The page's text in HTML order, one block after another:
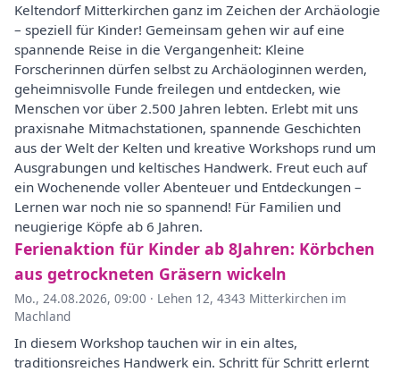
Keltendorf Mitterkirchen ganz im Zeichen der Archäologie
– speziell für Kinder! Gemeinsam gehen wir auf eine
spannende Reise in die Vergangenheit: Kleine
Forscherinnen dürfen selbst zu Archäologinnen werden,
geheimnisvolle Funde freilegen und entdecken, wie
Menschen vor über 2.500 Jahren lebten. Erlebt mit uns
praxisnahe Mitmachstationen, spannende Geschichten
aus der Welt der Kelten und kreative Workshops rund um
Ausgrabungen und keltisches Handwerk. Freut euch auf
ein Wochenende voller Abenteuer und Entdeckungen –
Lernen war noch nie so spannend! Für Familien und
neugierige Köpfe ab 6 Jahren.
Ferienaktion für Kinder ab 8Jahren: Körbchen
aus getrockneten Gräsern wickeln
Mo., 24.08.2026, 09:00 · Lehen 12, 4343 Mitterkirchen im
Machland
In diesem Workshop tauchen wir in ein altes,
traditionsreiches Handwerk ein. Schritt für Schritt erlernt